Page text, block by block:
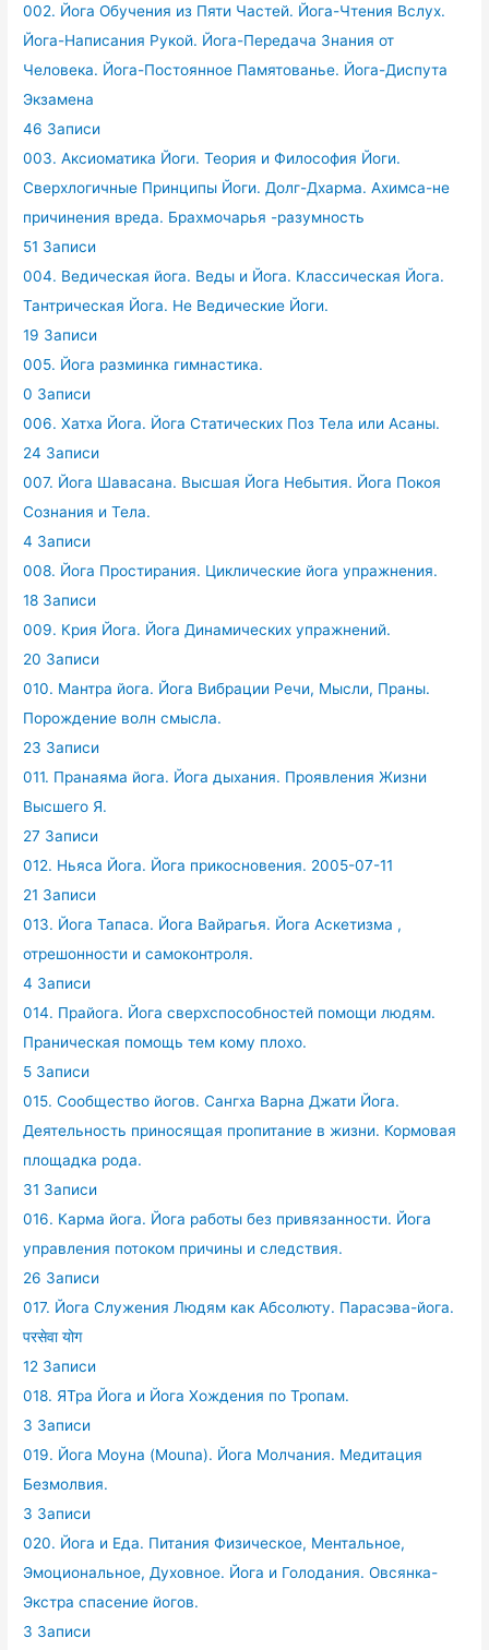
002. Йога Обучения из Пяти Частей. Йога-Чтения Вслух.
Йога-Написания Рукой. Йога-Передача Знания от
Человека. Йога-Постоянное Памятованье. Йога-Диспута
Экзамена
46 Записи
003. Аксиоматика Йоги. Теория и Философия Йоги.
Сверхлогичные Принципы Йоги. Долг-Дхарма. Ахимса-не
причинения вреда. Брахмочарья -разумность
51 Записи
004. Ведическая йога. Веды и Йога. Классическая Йога.
Тантрическая Йога. Не Ведические Йоги.
19 Записи
005. Йога разминка гимнастика.
0 Записи
006. Хатха Йога. Йога Статических Поз Тела или Асаны.
24 Записи
007. Йога Шавасана. Высшая Йога Небытия. Йога Покоя
Сознания и Тела.
4 Записи
008. Йога Простирания. Циклические йога упражнения.
18 Записи
009. Крия Йога. Йога Динамических упражнений.
20 Записи
010. Мантра йога. Йога Вибрации Речи, Мысли, Праны.
Порождение волн смысла.
23 Записи
011. Пранаяма йога. Йога дыхания. Проявления Жизни
Высшего Я.
27 Записи
012. Ньяса Йога. Йога прикосновения. 2005-07-11
21 Записи
013. Йога Тапаса. Йога Вайрагья. Йога Аскетизма ,
отрешонности и самоконтроля.
4 Записи
014. Прайога. Йога сверхспособностей помощи людям.
Праническая помощь тем кому плохо.
5 Записи
015. Сообщество йогов. Сангха Варна Джати Йога.
Деятельность приносящая пропитание в жизни. Кормовая
площадка рода.
31 Записи
016. Карма йога. Йога работы без привязанности. Йога
управления потоком причины и следствия.
26 Записи
017. Йога Служения Людям как Абсолюту. Парасэва-йога.
परसेवा योग
12 Записи
018. ЯТра Йога и Йога Хождения по Тропам.
3 Записи
019. Йога Моуна (Mouna). Йога Молчания. Медитация
Безмолвия.
3 Записи
020. Йога и Еда. Питания Физическое, Ментальное,
Эмоциональное, Духовное. Йога и Голодания. Овсянка-
Экстра спасение йогов.
3 Записи